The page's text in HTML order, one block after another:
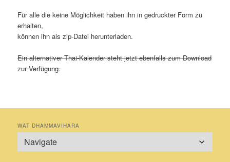
Für alle die keine Möglichkeit haben ihn in gedruckter Form zu
erhalten,
können ihn als zip-Datei herunterladen.
Ein alternativer Thai-Kalender steht jetzt ebenfalls zum Download
zur Verfügung.
WAT DHAMMAVIHARA